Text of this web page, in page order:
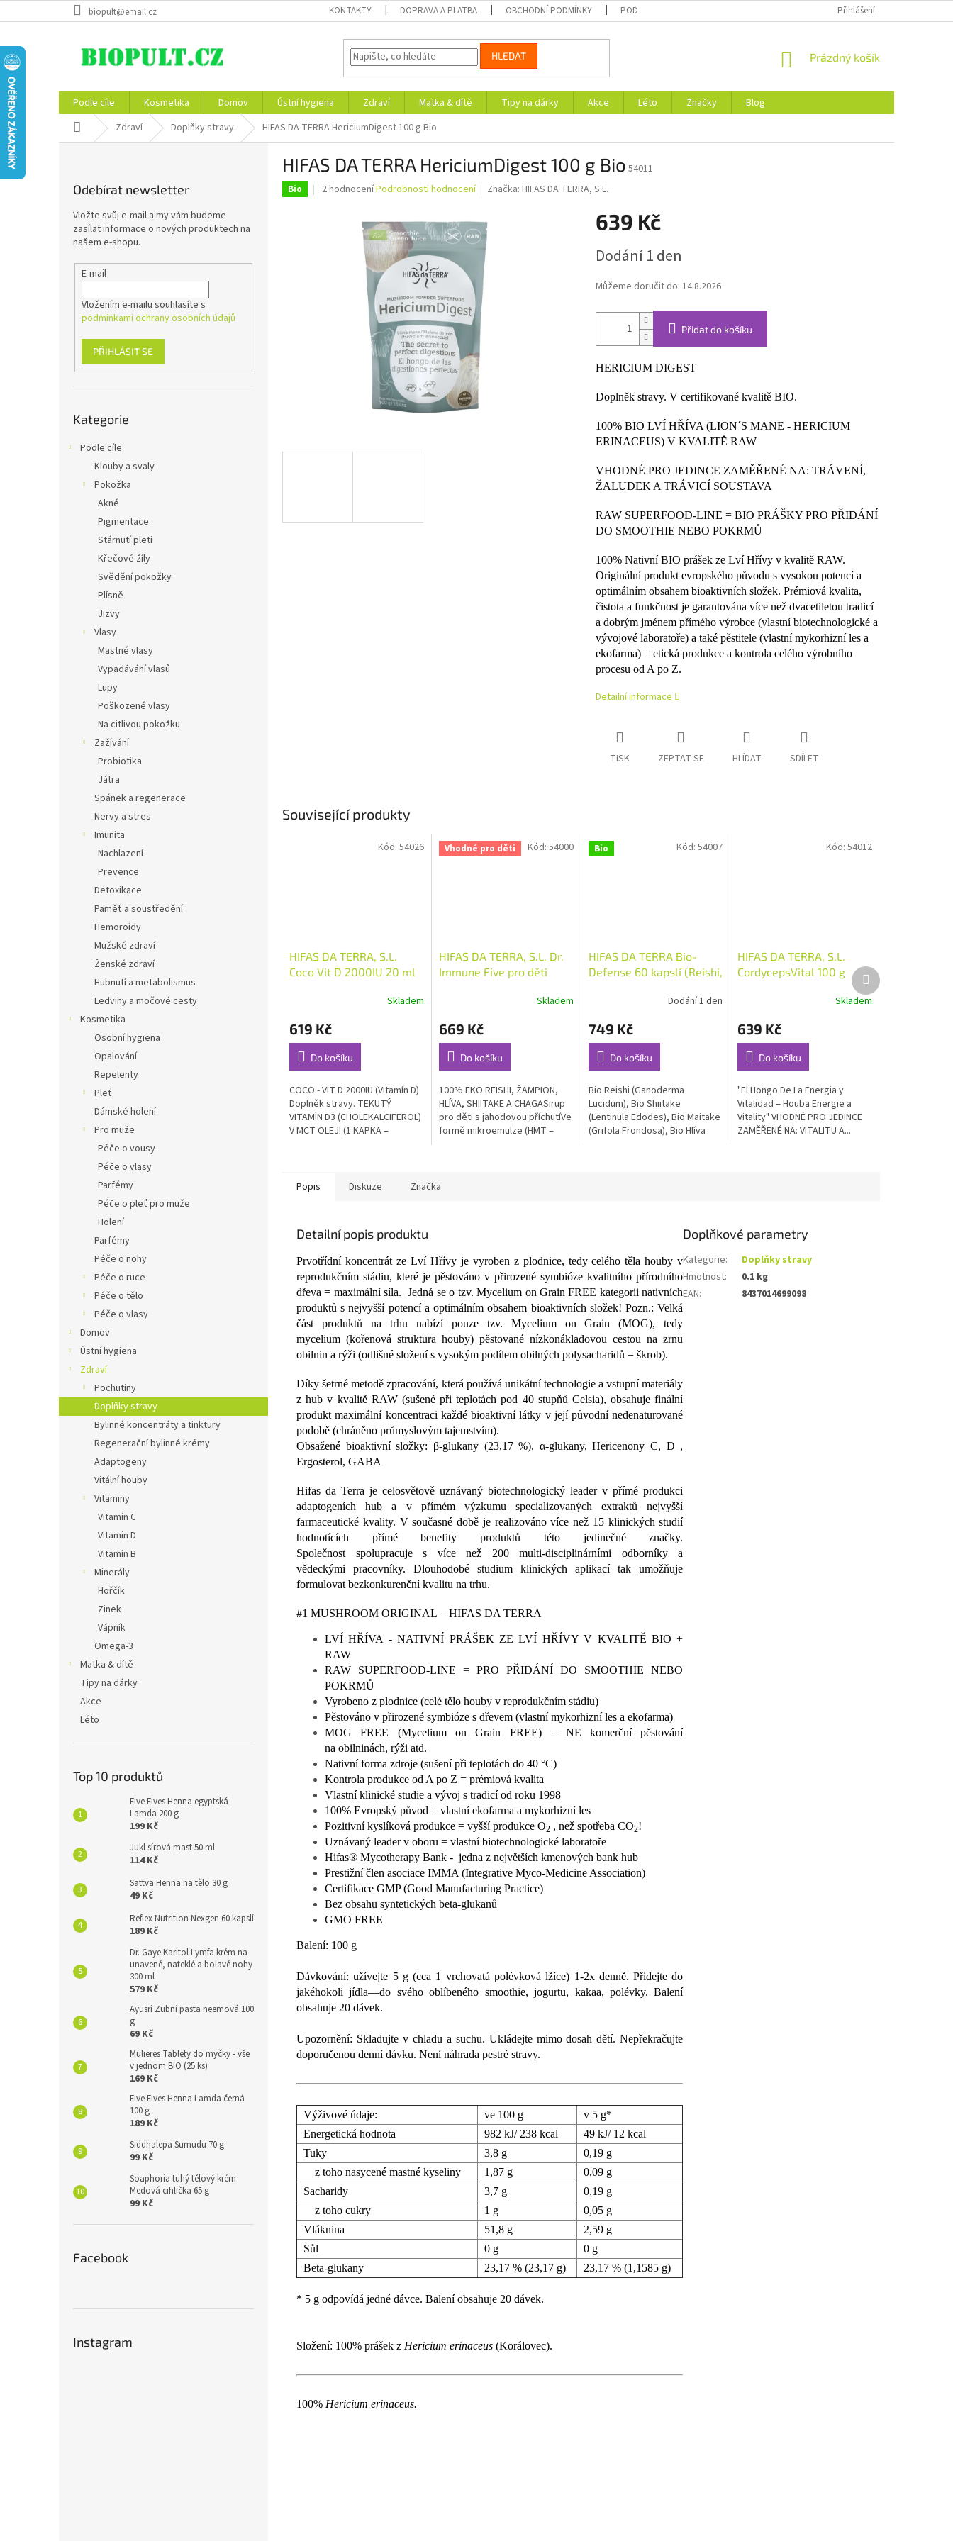
na
biopult@email.cz KONTAKTY DOPRAVA A PLATBA OBCHODNÍ PODMÍNKY PODMÍNKY OCHRANY OSOBNÍCH ÚDAJŮ Přihlášení
HLEDAT
NÁKUPNÍ
Prázdný košík
Podle cíle Kosmetika Domov Ústní hygiena Zdraví Matka & dítě Tipy na dárky Akce Léto Značky
Blog
Domů Zdraví Doplňky stravy HIFAS DA TERRA HericiumDigest 100 g Bio
Odebírat newsletter
Vložte svůj e-mail a my vám budeme
zasílat informace o nových produktech na
našem e-shopu.
E-mail
Vložením e-mailu souhlasíte s
podmínkami ochrany osobních údajů
PŘIHLÁSIT SE
kategorie
Kategorie
Podle cíle
Klouby a svaly
Pokožka
Akné
Pigmentace
Stárnutí pleti
Křečové žíly
Svědění pokožky
Plísně
Jizvy
Vlasy
Mastné vlasy
Vypadávání vlasů
Lupy
Poškozené vlasy
Na citlivou pokožku
Zažívání
Probiotika
Játra
Spánek a regenerace
Nervy a stres
Imunita
Nachlazení
Prevence
Detoxikace
Paměť a soustředění
Hemoroidy
Mužské zdraví
Ženské zdraví
Hubnutí a metabolismus
Ledviny a močové cesty
Kosmetika
Osobní hygiena
Opalování
Repelenty
Pleť
Dámské holení
Pro muže
Péče o vousy
Péče o vlasy
Parfémy
Péče o pleť pro muže
Holení
Parfémy
Péče o nohy
Péče o ruce
Péče o tělo
Péče o vlasy
Domov
Ústní hygiena
Zdraví
Pochutiny
Doplňky stravy
Bylinné koncentráty a tinktury
Regenerační bylinné krémy
Adaptogeny
Vitální houby
Vitaminy
Vitamin C
Vitamin D
Vitamin B
Minerály
Hořčík
Zinek
Vápník
Omega-3
Matka & dítě
Tipy na dárky
Akce
Léto
Top 10 produktů
Five Fives Henna egyptská
Lamda 200 g
199 Kč
Jukl sírová mast 50 ml
114 Kč
Sattva Henna na tělo 30 g
49 Kč
Reflex Nutrition Nexgen 60 kapslí
189 Kč
Dr. Gaye Karitol Lymfa krém na
unavené, nateklé a bolavé nohy
300 ml
579 Kč
Ayusri Zubní pasta neemová 100
g
69 Kč
Mulieres Tablety do myčky - vše
v jednom BIO (25 ks)
169 Kč
Five Fives Henna Lamda černá
100 g
189 Kč
Siddhalepa Sumudu 70 g
99 Kč
Soaphoria tuhý tělový krém
Medová cihlička 65 g
99 Kč
Facebook
Instagram
HIFAS DA TERRA HericiumDigest 100 g Bio 54011
Bio
Průměrné
hvězdiček.
2 hodnoceníPodrobnosti hodnocení Značka:HIFAS DA TERRA, S.L.
639 Kč
cena:
Dodání 1 den
Můžeme doručit do: 14.8.2026
Přidat do košíku
HERICIUM DIGEST
Doplněk stravy. V certifikované kvalitě BIO.
100% BIO LVÍ HŘÍVA (LION´S MANE - HERICIUM
ERINACEUS) V KVALITĚ RAW
VHODNÉ PRO JEDINCE ZAMĚŘENÉ NA: TRÁVENÍ,
ŽALUDEK A TRÁVICÍ SOUSTAVA
RAW SUPERFOOD-LINE = BIO PRÁŠKY PRO PŘIDÁNÍ
DO SMOOTHIE NEBO POKRMŮ
100% Nativní BIO prášek ze Lví Hřívy v kvalitě RAW.
Originální produkt evropského původu s vysokou potencí a
optimálním obsahem bioaktivních složek. Prémiová kvalita,
čistota a funkčnost je garantována více než dvacetiletou tradicí
a dobrým jménem přímého výrobce (vlastní biotechnologické a
vývojové laboratoře) a také pěstitele (vlastní mykorhizní les a
ekofarma) = etická produkce a kontrola celého výrobního
procesu od A po Z.
Detailní informace
TISK ZEPTAT SE HLÍDAT SDÍLET
Související produkty
HIFAS DA TERRA, S.L.
Coco Vit D 2000IU 20 ml
produktu
je
5,0
z
5
hvězdiček.
Skladem
619 Kč
Do košíku
COCO - VIT D 2000IU (Vitamín D)
Doplněk stravy. TEKUTÝ
VITAMÍN D3 (CHOLEKALCIFEROL)
V MCT OLEJI (1 KAPKA =
Kód: 54026 Vhodné pro děti
HIFAS DA TERRA, S.L. Dr.
Immune Five pro děti
produktu
je
5,0
z
5
hvězdiček.
Skladem
669 Kč
Do košíku
100% EKO REISHI, ŽAMPION,
HLÍVA, SHIITAKE A CHAGASirup
pro děti s jahodovou příchutíVe
formě mikroemulze (HMT =
Kód: 54000 Bio
HIFAS DA TERRA Bio-
Defense 60 kapslí (Reishi,
ústřičná, Hlíva máčková)
produktu
je
5,0
z
5
hvězdiček.
Dodání 1 den
749 Kč
Do košíku
Bio Reishi (Ganoderma
Lucidum), Bio Shiitake
(Lentinula Edodes), Bio Maitake
(Grifola Frondosa), Bio Hlíva
Kód:54007
HIFAS DA TERRA, S.L.
CordycepsVital 100 g
produktu
je
5,0
z
5
hvězdiček.
Skladem
639 Kč
Do košíku
"El Hongo De La Energia y
Vitalidad = Houba Energie a
Vitality" VHODNÉ PRO JEDINCE
ZAMĚŘENÉ NA: VITALITU A...
Kód: 54012
Další
produkt
Popis Diskuze Značka
Detailní popis produktu
Prvotřídní koncentrát ze Lví Hřívy je vyroben z plodnice, tedy celého těla houby v
reprodukčním stádiu, které je pěstováno v přirozené symbióze kvalitního přírodního
dřeva = maximální síla. Jedná se o tzv. Mycelium on Grain FREE kategorii nativních
produktů s nejvyšší potencí a optimálním obsahem bioaktivních složek! Pozn.: Velká
část produktů na trhu nabízí pouze tzv. Mycelium on Grain (MOG), tedy
mycelium (kořenová struktura houby) pěstované nízkonákladovou cestou na zrnu
obilnin a rýži (odlišné složení s vysokým podílem obilných polysacharidů = škrob).
Díky šetrné metodě zpracování, která používá unikátní technologie a vstupní materiály
z hub v kvalitě RAW (sušené při teplotách pod 40 stupňů Celsia), obsahuje finální
produkt maximální koncentraci každé bioaktivní látky v její původní nedenaturované
podobě (chráněno průmyslovým tajemstvím).
Obsažené bioaktivní složky: β-glukany (23,17 %), α-glukany, Hericenony C, D ,
Ergosterol, GABA
Hifas da Terra je celosvětově uznávaný biotechnologický leader v přímé produkci
adaptogeních hub a v přímém výzkumu specializovaných extraktů nejvyšší
farmaceutické kvality. V současné době je realizováno více než 15 klinických studií
hodnotících přímé benefity produktů této jedinečné značky.
Společnost spolupracuje s více než 200 multi-disciplinárními odborníky a
vědeckými pracovníky. Dlouhodobé studium klinických aplikací tak umožňuje
formulovat bezkonkurenční kvalitu na trhu.
#1 MUSHROOM ORIGINAL = HIFAS DA TERRA
LVÍ HŘÍVA - NATIVNÍ PRÁŠEK ZE LVÍ HŘÍVY V KVALITĚ BIO +
RAW
RAW SUPERFOOD-LINE = PRO PŘIDÁNÍ DO SMOOTHIE NEBO
POKRMŮ
Vyrobeno z plodnice (celé tělo houby v reprodukčním stádiu)
Pěstováno v přirozené symbióze s dřevem (vlastní mykorhizní les a ekofarma)
MOG FREE (Mycelium on Grain FREE) = NE komerční pěstování
na obilninách, rýži atd.
Nativní forma zdroje (sušení při teplotách do 40 °C)
Kontrola produkce od A po Z = prémiová kvalita
Vlastní klinické studie a vývoj s tradicí od roku 1998
100% Evropský původ = vlastní ekofarma a mykorhizní les
Pozitivní kyslíková produkce = vyšší produkce O2 , než spotřeba CO2!
Uznávaný leader v oboru = vlastní biotechnologické laboratoře
Hifas® Mycotherapy Bank - jedna z největších kmenových bank hub
Prestižní člen asociace IMMA (Integrative Myco-Medicine Association)
Certifikace GMP (Good Manufacturing Practice)
Bez obsahu syntetických beta-glukanů
GMO FREE
Balení: 100 g
Dávkování: užívejte 5 g (cca 1 vrchovatá polévková lžíce) 1-2x denně. Přidejte do
jakéhokoli jídla—do svého oblíbeného smoothie, jogurtu, kakaa, polévky. Balení
obsahuje 20 dávek.
Upozornění: Skladujte v chladu a suchu. Ukládejte mimo dosah dětí. Nepřekračujte
doporučenou denní dávku. Není náhrada pestré stravy.
Výživové údaje: ve 100 g
v 5 g*
Energetická hodnota
982 kJ/ 238 kcal
49 kJ/ 12 kcal
Tuky
3,8 g
0,19 g
z toho nasycené mastné kyseliny
1,87 g
0,09 g
Sacharidy
3,7 g
0,19 g
z toho cukry
1 g
0,05 g
Vláknina
51,8 g
2,59 g
Sůl
0 g
0 g
Beta-glukany
23,17 % (23,17 g) 23,17 % (1,1585 g)
* 5 g odpovídá jedné dávce. Balení obsahuje 20 dávek.
Složení: 100% prášek z Hericium erinaceus (Korálovec).
100% Hericium erinaceus.
Doplňkové parametry
Kategorie:
Doplňky stravy
Hmotnost:
0.1 kg
EAN: 8437014699098